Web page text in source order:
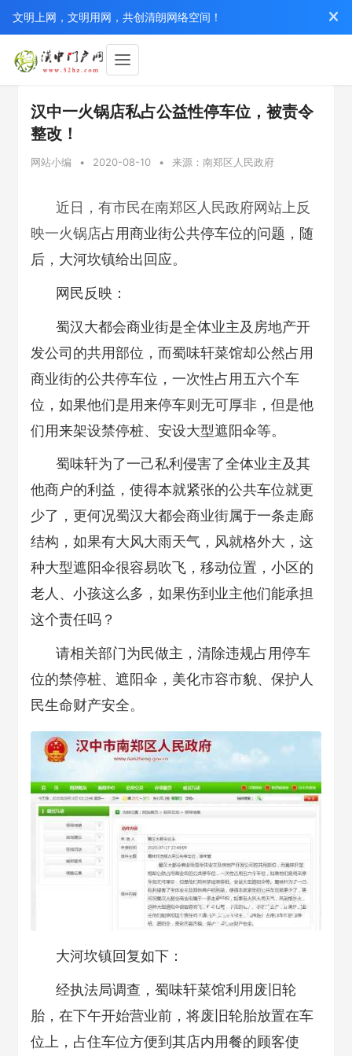
文明上网，文明用网，共创清朗网络空间！
汉中一火锅店私占公益性停车位，被责令
整改！
网站小编 • 2020-08-10 • 来源：南郑区人民政府
近日，有市民在南郑区人民政府网站上反
映一火锅店占用商业街公共停车位的问题，随
后，大河坎镇给出回应。
网民反映：
蜀汉大都会商业街是全体业主及房地产开
发公司的共用部位，而蜀味轩菜馆却公然占用
商业街的公共停车位，一次性占用五六个车
位，如果他们是用来停车则无可厚非，但是他
们用来架设禁停桩、安设大型遮阳伞等。
蜀味轩为了一己私利侵害了全体业主及其
他商户的利益，使得本就紧张的公共车位就更
少了，更何况蜀汉大都会商业街属于一条走廊
结构，如果有大风大雨天气，风就格外大，这
种大型遮阳伞很容易吹飞，移动位置，小区的
老人、小孩这么多，如果伤到业主他们能承担
这个责任吗？
请相关部门为民做主，清除违规占用停车
位的禁停桩、遮阳伞，美化市容市貌、保护人
民生命财产安全。
大河坎镇回复如下：
经执法局调查，蜀味轩菜馆利用废旧轮
胎，在下午开始营业前，将废旧轮胎放置在车
位上，占住车位方便到其店内用餐的顾客使